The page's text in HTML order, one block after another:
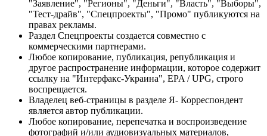
"Заявление", "Регионы", "Деньги", "Власть", "Выборы",
"Тест-драйв", "Спецпроекты", "Промо" публикуются на
правах рекламы.
Раздел Спецпроекты создается совместно с
коммерческими партнерами.
Любое копирование, публикация, републикация и
другое распространение информации, которое содержит
ссылку на "Интерфакс-Украина", EPA / UPG, строго
воспрещается.
Владелец веб-страницы в разделе Я- Корреспондент
является автор публикации.
Любое копирование, перепечатка и воспроизведение
фотографий и/или аудиовизуальных материалов,